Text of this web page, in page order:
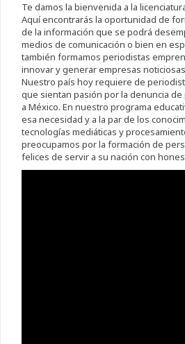
Te damos la bienvenida a la
Aquí encontrarás la oportunidad de
de la información que se podrá
medios de comunicación o bien en
también formamos periodistas
innovar y generar empresas
Nuestro país hoy requiere de
que sientan pasión por la denuncia
a México. En nuestro programa
esa necesidad y a la par de los
tecnologías mediáticas y
preocupamos por la formación de
felices de servir a su nación con